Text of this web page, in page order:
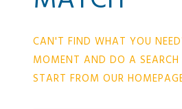
CAN'T FIND WHAT YOU
MOMENT AND DO A SEARCH
START FROM OUR